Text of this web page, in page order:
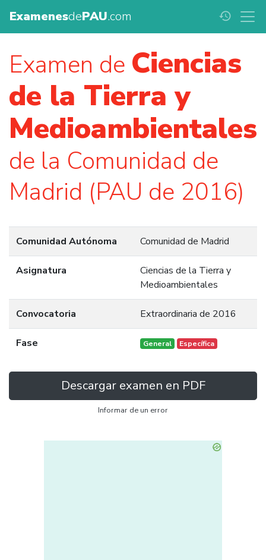
ExamenesdePAU.com history
Examen de Ciencias
de la Tierra y
Medioambientales
de la Comunidad de
Madrid (PAU de 2016)
Comunidad Autónoma Comunidad de Madrid
Asignatura
Ciencias de la Tierra y
Medioambientales
Convocatoria Extraordinaria de 2016
Fase General Específica
Descargar examen en PDF
Informar de un error